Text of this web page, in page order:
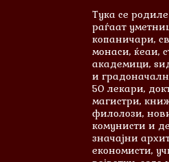
Тука се
раѓаат
копаничари,
монаси, ќеаи,
академици,
и
50 лекари,
магистри,
филолози,
комунисти и
значајни
економисти,